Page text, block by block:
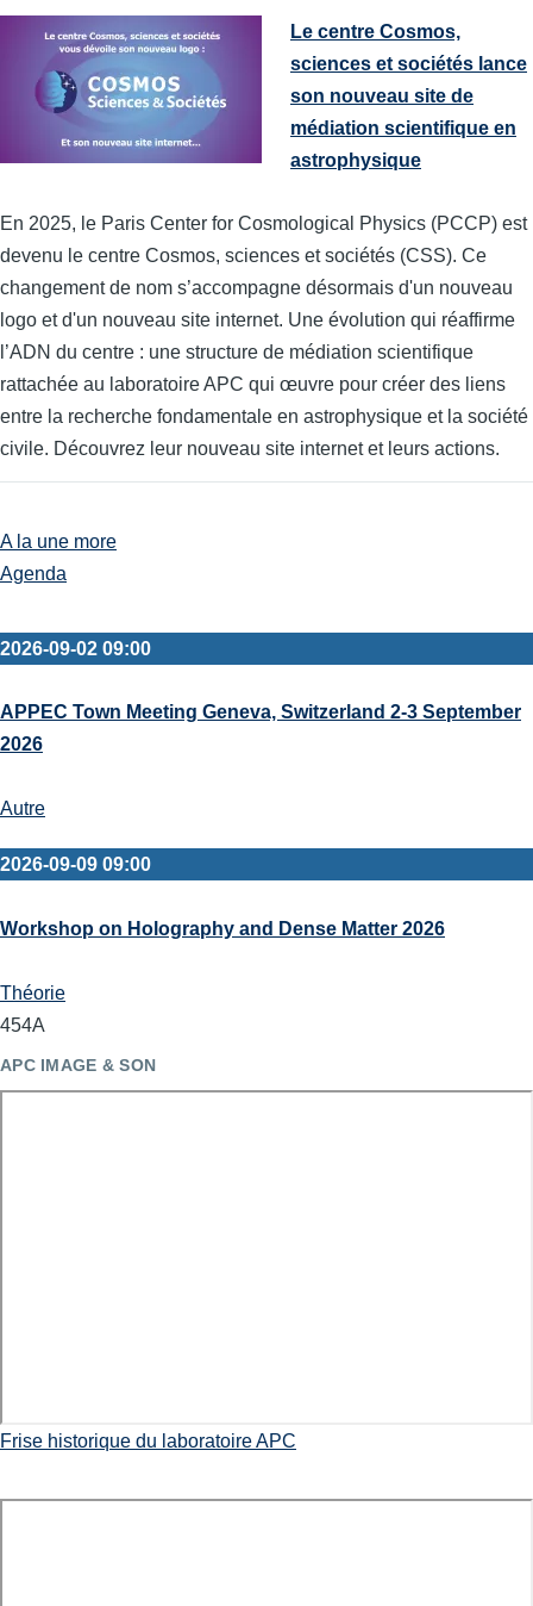
Le centre Cosmos,
sciences et sociétés lance
son nouveau site de
médiation scientifique en
astrophysique
En 2025, le Paris Center for Cosmological Physics (PCCP) est
devenu le centre Cosmos, sciences et sociétés (CSS). Ce
changement de nom s’accompagne désormais d'un nouveau
logo et d'un nouveau site internet. Une évolution qui réaffirme
l’ADN du centre : une structure de médiation scientifique
rattachée au laboratoire APC qui œuvre pour créer des liens
entre la recherche fondamentale en astrophysique et la société
civile. Découvrez leur nouveau site internet et leurs actions.
A la une more
Agenda
2026-09-02 09:00
APPEC Town Meeting Geneva, Switzerland 2-3 September
2026
Autre
2026-09-09 09:00
Workshop on Holography and Dense Matter 2026
Théorie
454A
APC IMAGE & SON
Frise historique du laboratoire APC